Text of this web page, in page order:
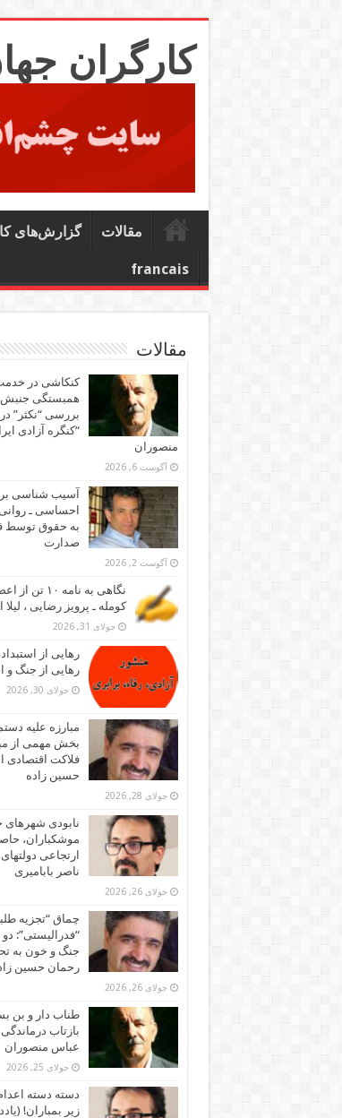
کارگران
مقالات گزارش‌های
francais
مقالات
کنکاشی در
همبستگی جنبش
بررسی “نکثر”
منصوران
آگوست 6, 2026
آسیب شناسی
احساسی ـ
به حقوق توسط
صدارت
آگوست 2, 2026
نگاهی به
کومله ـ پرویز رضایی ، لیلا
جولای 31, 2026
رهایی از
رهایی از جنگ و
جولای 30, 2026
مبارزه علیه
بخش مهمی از
فلاکت
حسین زاده
جولای 28, 2026
نابودی شهرهای
موشکباران،
ارتجاعی
ناصر بابامیری
جولای 26, 2026
چماق “تجزیه
“فدرالیستی”:
جنگ و خون به
رحمان حسین
جولای 26, 2026
طناب دار و بن
بازتاب درماندگی
عباس منصوران
جولای 25, 2026
دسته دسته
زیر بمباران!